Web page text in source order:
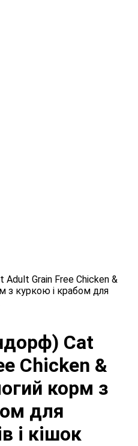
Adult Grain Free Chicken &
з куркою і крабом для
Cat
Chicken &
корм з
для
і кішок